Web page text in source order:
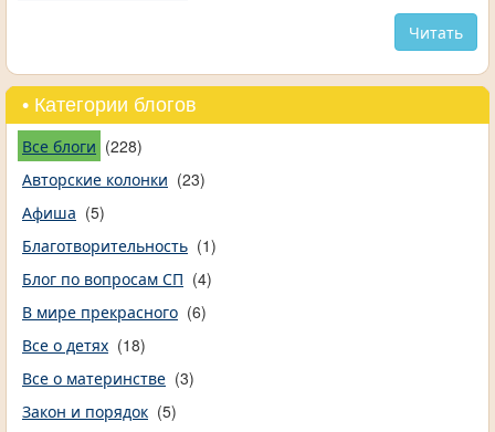
Читать
• Категории блогов
Все блоги (228)
Авторские колонки (23)
Афиша (5)
Благотворительность (1)
Блог по вопросам СП (4)
В мире прекрасного (6)
Все о детях (18)
Все о материнстве (3)
Закон и порядок (5)